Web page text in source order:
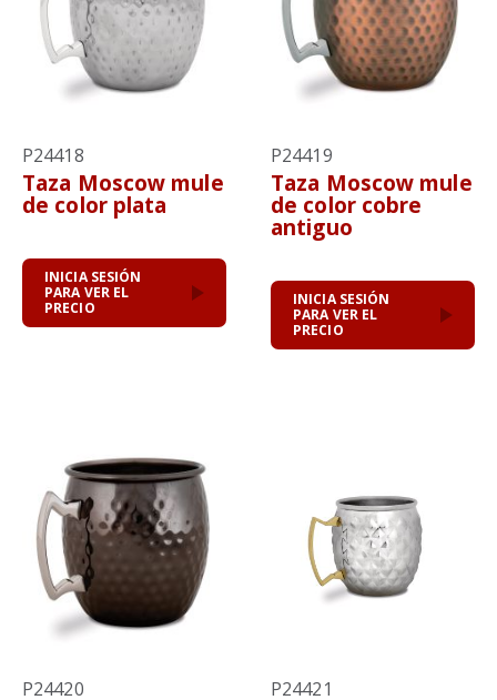
P24418
Taza Moscow mule
de color plata
INICIA SESIÓN
PARA VER EL
PRECIO
P24419
Taza Moscow mule
de color cobre
antiguo
INICIA SESIÓN
PARA VER EL
PRECIO
P24420 P24421